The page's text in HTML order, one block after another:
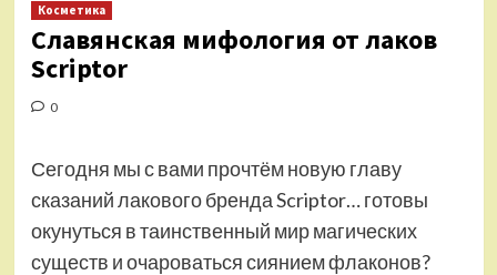
Косметика
Славянская мифология от лаков
Scriptor
0
Сегодня мы с вами прочтём новую главу
сказаний лакового бренда Scriptor… готовы
окунуться в таинственный мир магических
существ и очароваться сиянием флаконов?